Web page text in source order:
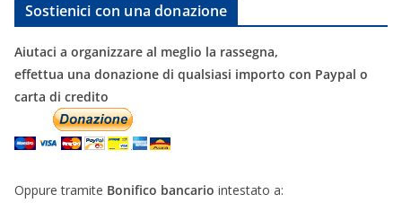
Sostienici con una donazione
Aiutaci a organizzare al meglio la rassegna,
effettua una donazione di qualsiasi importo con Paypal o
carta di credito
Oppure tramite Bonifico bancario intestato a: